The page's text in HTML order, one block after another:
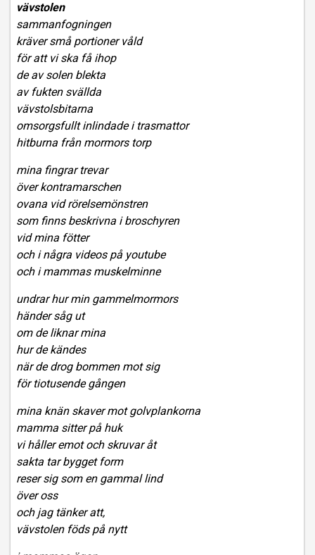
vävstolen
sammanfogningen
kräver små portioner våld
för att vi ska få ihop
de av solen blekta
av fukten svällda
vävstolsbitarna
omsorgsfullt inlindade i trasmattor
hitburna från mormors torp
mina fingrar trevar
över kontramarschen
ovana vid rörelsemönstren
som finns beskrivna i broschyren
vid mina fötter
och i några videos på youtube
och i mammas muskelminne
undrar hur min gammelmormors
händer såg ut
om de liknar mina
hur de kändes
när de drog bommen mot sig
för tiotusende gången
mina knän skaver mot golvplankorna
mamma sitter på huk
vi håller emot och skruvar åt
sakta tar bygget form
reser sig som en gammal lind
över oss
och jag tänker att,
vävstolen föds på nytt